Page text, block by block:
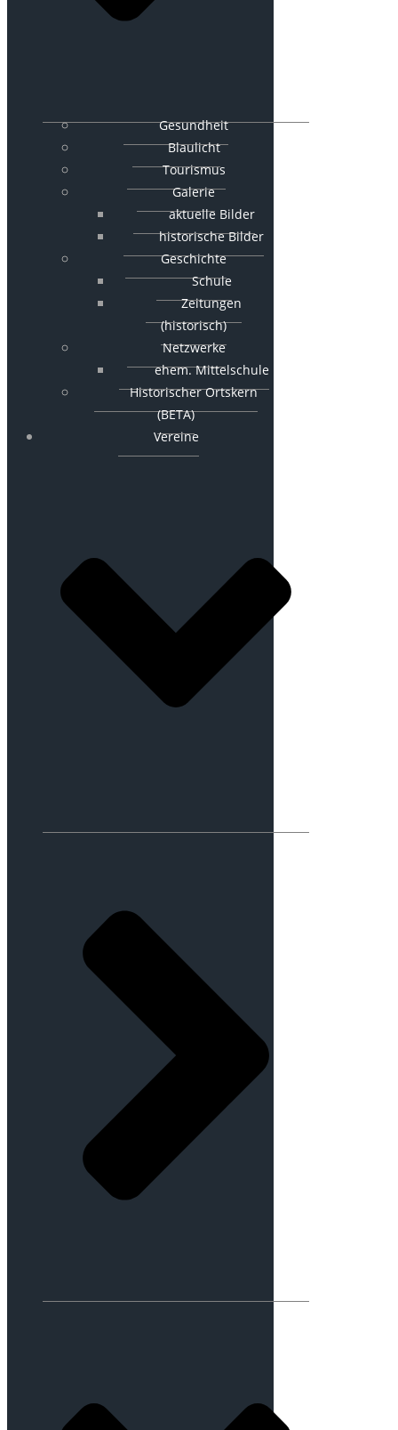
Gesundheit
Blaulicht
Tourismus
Galerie
aktuelle Bilder
historische Bilder
Geschichte
Schule
Zeitungen
(historisch)
Netzwerke
ehem. Mittelschule
Historischer Ortskern
(BETA)
Vereine